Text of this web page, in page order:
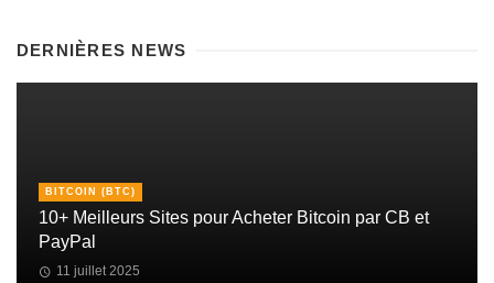
DERNIÈRES NEWS
BITCOIN (BTC)
10+ Meilleurs Sites pour Acheter Bitcoin par CB et
PayPal
11 juillet 2025